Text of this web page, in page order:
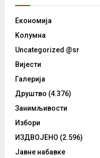
Eкономија
Kолумнa
Uncategorized @sr
Вијести
Галерија
Друштво (4.376)
Занимљивости
Избори
ИЗДВОЈЕНО (2.596)
Јавне набавке